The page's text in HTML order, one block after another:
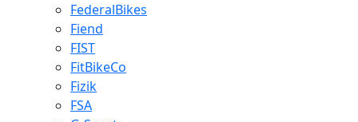
FederalBikes
Fiend
FIST
FitBikeCo
Fizik
FSA